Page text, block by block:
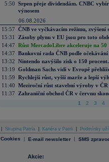
5:50 Srpen přeje dividendám. CNBC
výnosem
06.08.2026
15:57 ČNB ve vyčkávacím režimu, zvýšení
15:31
Zásoby plynu v EU jsou pro toto
14:47 Růst MercadoLibre akceleruje na
14:37 Bankovní rada ČNB podle
13:32 Nintendo navýšilo zisk o 150
13:19 Goldman Sachs vidí v Evropě
11:59 Rychlejší růst, vyšší marže a lepší
11:40 Meziroční růst stavební výroby v
11:37
Zahraniční obchod ČR v červnu
1 2 3 4
Skupina Patria Kariéra v Patrii Podmínky
Cookies | E-mail newsletter | SMS
Akcie: